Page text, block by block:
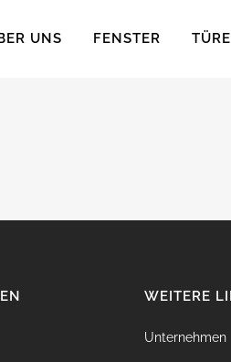
UNS FENSTER
WEITERE
Unternehmen